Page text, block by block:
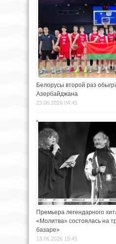
Белорусы второй раз
Азербайджана
23.06.2026 04:45
Премьера легендарного
«Молитва» состоялась на
базаре»
13.06.2026 15:45